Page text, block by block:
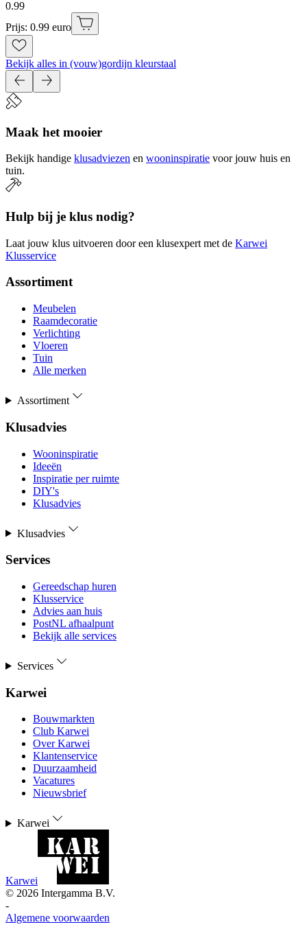
0.99
Prijs: 0.99 euro
Bekijk alles in (vouw)gordijn kleurstaal
Maak het mooier
Bekijk handige klusadviezen en wooninspiratie voor jouw huis en
tuin.
Hulp bij je klus nodig?
Laat jouw klus uitvoeren door een klusexpert met de Karwei
Klusservice
Assortiment
Meubelen
Raamdecoratie
Verlichting
Vloeren
Tuin
Alle merken
Assortiment
Klusadvies
Wooninspiratie
Ideeën
Inspiratie per ruimte
DIY's
Klusadvies
Klusadvies
Services
Gereedschap huren
Klusservice
Advies aan huis
PostNL afhaalpunt
Bekijk alle services
Services
Karwei
Bouwmarkten
Club Karwei
Over Karwei
Klantenservice
Duurzaamheid
Vacatures
Nieuwsbrief
Karwei
Karwei
© 2026 Intergamma B.V.
-
Algemene voorwaarden